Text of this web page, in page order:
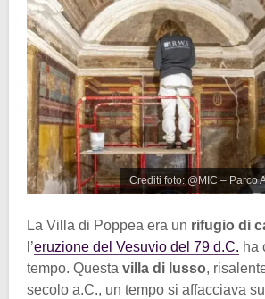
Crediti foto: @MIC – Parco
La Villa di Poppea era un rifugio di
l’eruzione del Vesuvio del 79 d.C. ha
tempo. Questa villa di lusso,
secolo a.C., un tempo si affacciava